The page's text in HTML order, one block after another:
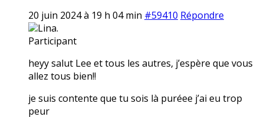
20 juin 2024 à 19 h 04 min #59410 Répondre
Lina.
Participant
heyy salut Lee et tous les autres, j’espère que vous
allez tous bien!!
je suis contente que tu sois là puréee j’ai eu trop
peur